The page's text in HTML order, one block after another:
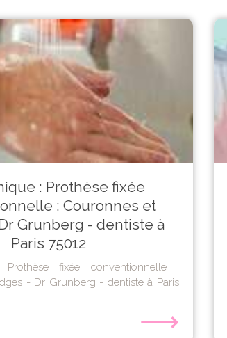
: Prothèse fixée
: Couronnes et
Grunberg - dentiste à
Paris 75012
fixée conventionnelle :
- Dr Grunberg - dentiste à Paris
⟶